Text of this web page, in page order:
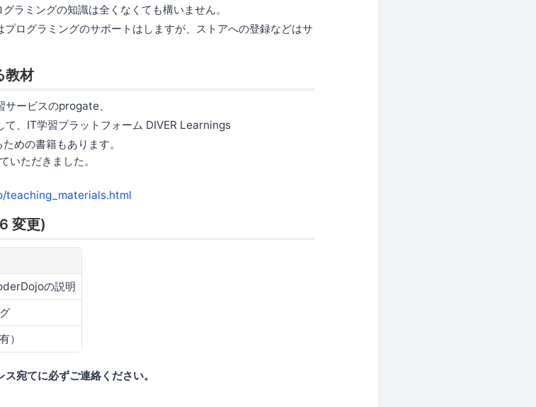
ラミングの知識は全くなくても構いません。
ログラミングのサポートはしますが、ストアへの登録などはサ
教材
ービスのprogate、
、IT学習プラットフォーム DIVER Learnings
めの書籍もあります。
いただきました。
変更)
の説明
）
宛てに必ずご連絡ください。